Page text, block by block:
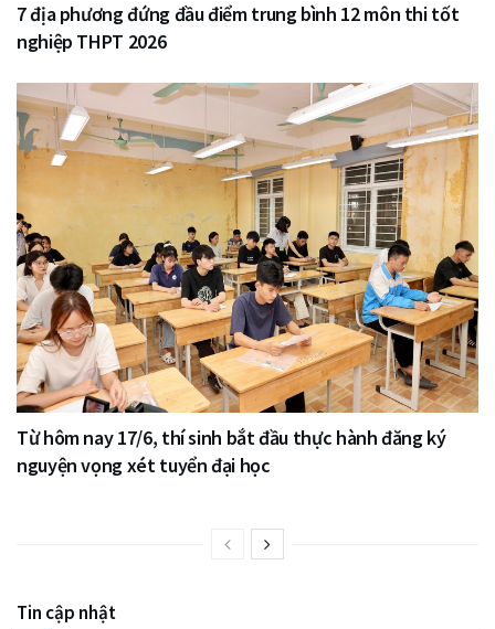
7 địa phương đứng đầu điểm trung bình 12 môn thi tốt
nghiệp THPT 2026
Từ hôm nay 17/6, thí sinh bắt đầu thực hành đăng ký
nguyện vọng xét tuyển đại học
Tin cập nhật